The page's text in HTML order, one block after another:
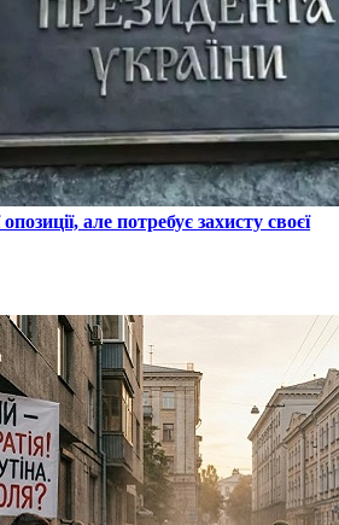
але потребує захисту своєї